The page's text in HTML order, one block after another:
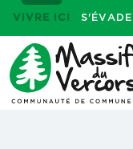
VIVRE ICI